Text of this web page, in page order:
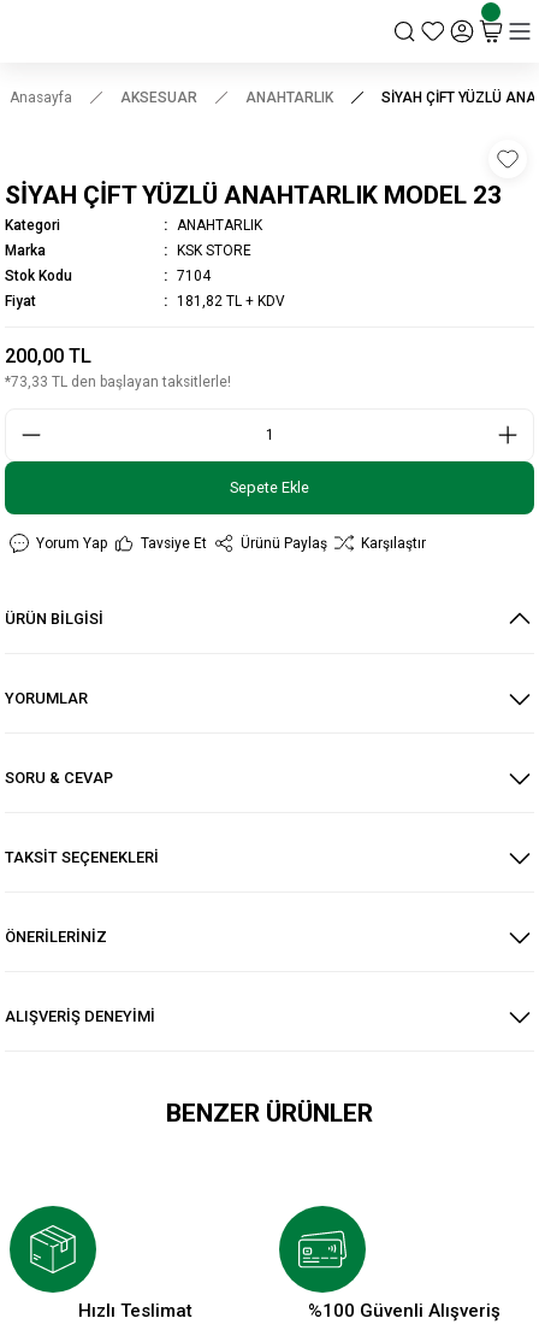
Anasayfa AKSESUAR ANAHTARLIK SİYAH ÇİFT YÜZLÜ
SİYAH ÇİFT YÜZLÜ ANAHTARLIK MODEL 23
Kategori
ANAHTARLIK
Marka
KSK STORE
Stok Kodu
7104
Fiyat
181,82 TL + KDV
200,00 TL
*73,33 TL den başlayan taksitlerle!
Sepete Ekle
Yorum Yap Tavsiye Et Ürünü Paylaş Karşılaştır
ÜRÜN BİLGİSİ
YORUMLAR
SORU & CEVAP
TAKSİT SEÇENEKLERİ
ÖNERİLERİNİZ
ALIŞVERİŞ DENEYİMİ
BENZER ÜRÜNLER
200,00 TL 200,00 TL
Hızlı Teslimat %100 Güvenli Alışveriş